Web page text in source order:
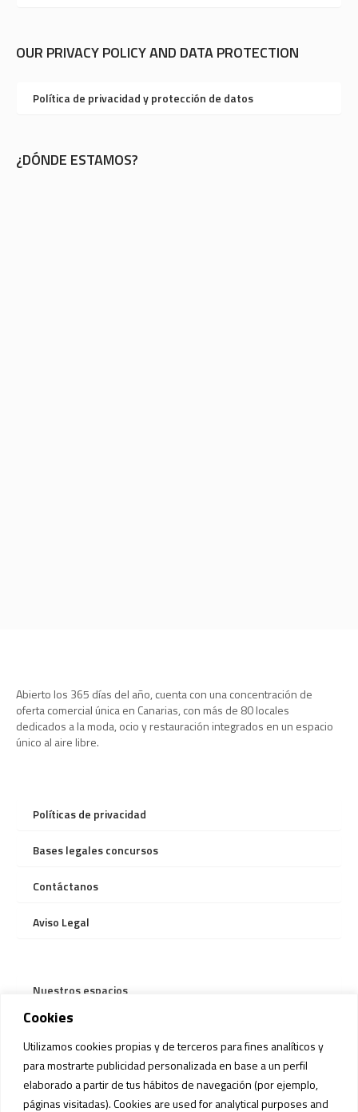
Cookies
Utilizamos cookies propias y de terceros para fines analíticos y
para mostrarte publicidad personalizada en base a un perfil
elaborado a partir de tus hábitos de navegación (por ejemplo,
páginas visitadas). Cookies are used for analytical purposes and
OUR PRIVACY POLICY AND DATA PROTECTION
Política de privacidad y protección de datos
¿DÓNDE ESTAMOS?
Abierto los 365 días del año, cuenta con una concentración de
oferta comercial única en Canarias, con más de 80 locales
dedicados a la moda, ocio y restauración integrados en un espacio
único al aire libre.
Políticas de privacidad
Bases legales concursos
Contáctanos
Aviso Legal
Nuestros espacios
Servicios
Información bus gratuito
Reglamento Mascotas